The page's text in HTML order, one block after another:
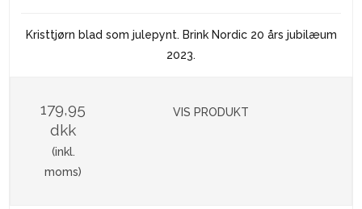
Kristtjørn blad som julepynt. Brink Nordic 20 års jubilæum
2023.
179,95
dkk
(inkl.
moms)
VIS PRODUKT